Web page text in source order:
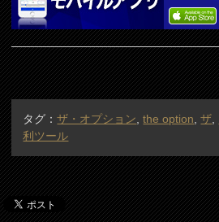
タグ：ザ・オプション,the option,ザ,
利ツール